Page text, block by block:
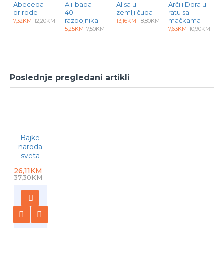
Abeceda
prirode
7,32KM 12,20KM
Ali-baba i
40
razbojnika
5,25KM 7,50KM
Alisa u
zemlji čuda
13,16KM 18,80KM
Arči i Dora u
ratu sa
mačkama
7,63KM 10,90KM
Poslednje pregledani artikli
Bajke
naroda
sveta
26,11KM
37,30KM